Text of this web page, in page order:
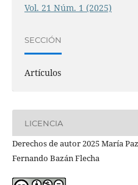
Vol. 21 Núm. 1 (2025)
SECCIÓN
Artículos
LICENCIA
Derechos de autor 2025 María
Fernando Bazán Flecha